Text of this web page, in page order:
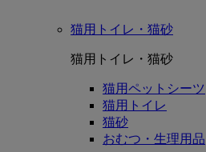
猫用トイレ・猫砂
猫用トイレ・猫砂
猫用ペットシーツ
猫用トイレ
猫砂
おむつ・生理用品